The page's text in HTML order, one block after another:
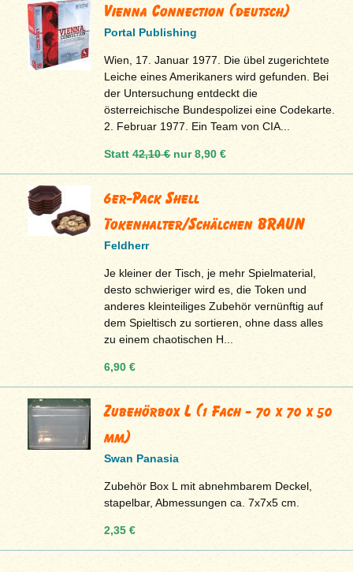
Vienna Connection (deutsch)
Portal Publishing
Wien, 17. Januar 1977. Die übel zugerichtete
Leiche eines Amerikaners wird gefunden. Bei
der Untersuchung entdeckt die
österreichische Bundespolizei eine Codekarte.
2. Februar 1977. Ein Team von CIA...
Statt42,10 €nur8,90 €
6er-Pack Shell
Tokenhalter/Schälchen BRAUN
Feldherr
Je kleiner der Tisch, je mehr Spielmaterial,
desto schwieriger wird es, die Token und
anderes kleinteiliges Zubehör vernünftig auf
dem Spieltisch zu sortieren, ohne dass alles
zu einem chaotischen H...
6,90 €
Zubehörbox L (1 Fach - 70 x 70 x 50
mm)
Swan Panasia
Zubehör Box L mit abnehmbarem Deckel,
stapelbar, Abmessungen ca. 7x7x5 cm.
2,35 €